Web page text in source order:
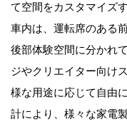
て空間をカスタマイズ
車内は、運転席のある
後部体験空間に分かれ
ジやクリエイター向け
様な用途に応じて自由
計により、様々な家電